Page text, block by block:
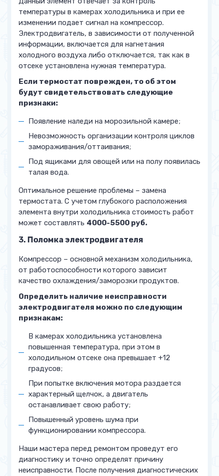
температуры в камерах холодильника и при ее
изменении подает сигнал на компрессор.
Электродвигатель, в зависимости от полученной
информации, включается для нагнетания
холодного воздуха либо отключается, так как в
отсеке установлена нужная температура.
Если термостат поврежден, то об этом
будут свидетельствовать следующие
признаки:
Появление наледи на морозильной камере;
Невозможность организации контроля циклов
замораживания/оттаивания;
Под ящиками для овощей или на полу появилась
талая вода.
Оптимальное решение проблемы – замена
термостата. С учетом глубокого расположения
элемента внутри холодильника стоимость работ
может составлять 4000-5500 руб.
3. Поломка электродвигателя
Компрессор – основной механизм холодильника,
от работоспособности которого зависит
качество охлаждения/заморозки продуктов.
Определить наличие неисправности
электродвигателя можно по следующим
признакам:
В камерах холодильника установлена
повышенная температура, при этом в
холодильном отсеке она превышает +12
градусов;
При попытке включения мотора раздается
характерный щелчок, а двигатель
останавливает свою работу;
Повышенный уровень шума при
функционировании компрессора.
Наши мастера перед ремонтом проведут его
диагностику и точно определят причину
неисправности. После получения диагностических